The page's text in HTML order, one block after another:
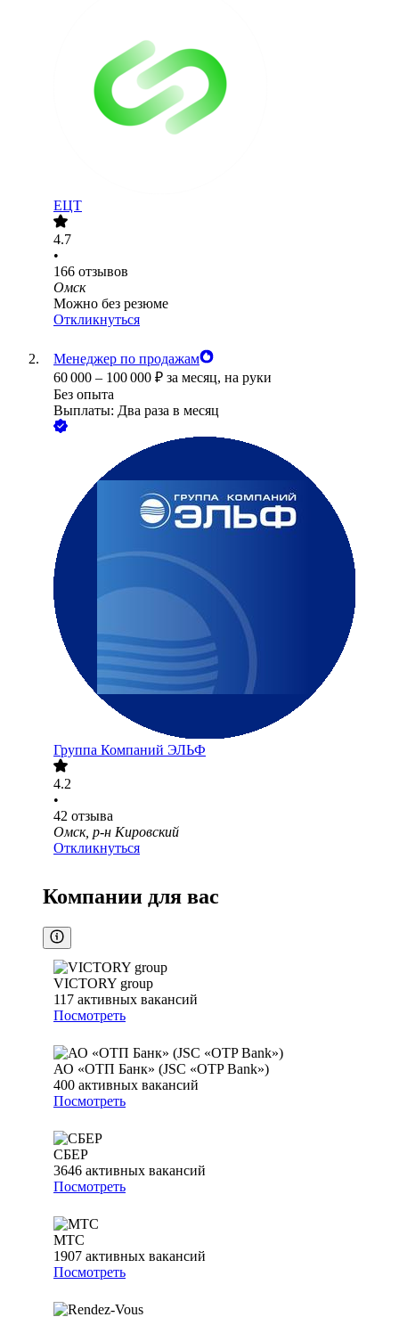
ЕЦТ
4.7
•
166 отзывов
Омск
Можно без резюме
Откликнуться
Менеджер по продажам
60 000 – 100 000 ₽ за месяц, на руки
Без опыта
Выплаты: Два раза в месяц
Группа Компаний ЭЛЬФ
4.2
•
42 отзыва
Омск, р-н Кировский
Откликнуться
Компании для вас
VICTORY group
117 активных вакансий
Посмотреть
АО «ОТП Банк» (JSC «OTP Bank»)
400 активных вакансий
Посмотреть
СБЕР
3646 активных вакансий
Посмотреть
МТС
1907 активных вакансий
Посмотреть